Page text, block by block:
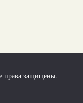
права защищены.